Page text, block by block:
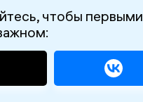
чтобы первыми